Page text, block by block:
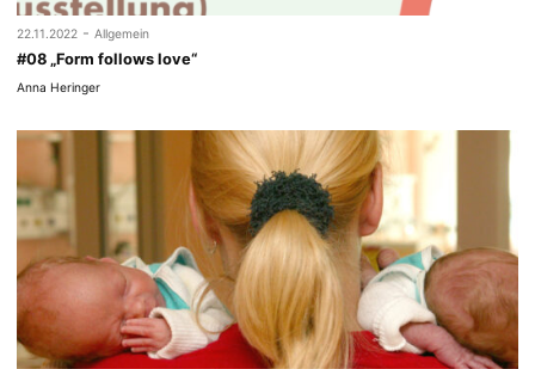
22.11.2022 - Allgemein
#08 „Form follows love“
Anna Heringer